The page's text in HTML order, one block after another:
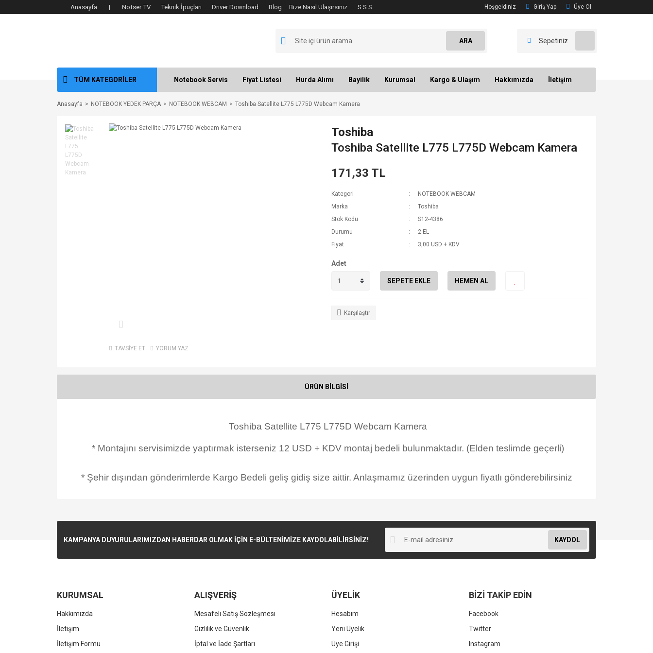
Anasayfa | Notser TV Teknik İpuçları Driver Download Blog Bize Nasıl UlaşırsınızS.S.S. Hoşgeldiniz Giriş Yap Üye Ol
ARA Sepetiniz
TÜM KATEGORİLER Notebook Servis Fiyat Listesi Hurda Alımı Bayilik Kurumsal Kargo & Ulaşım Hakkımızda İletişim
Anasayfa NOTEBOOK YEDEK PARÇA NOTEBOOK WEBCAM Toshiba Satellite L775 L775D Webcam Kamera
TAVSİYE ET YORUM YAZ
Toshiba
Toshiba Satellite L775 L775D Webcam Kamera
171,33 TL
Kategori
NOTEBOOK WEBCAM
Marka
Toshiba
Stok Kodu
S12-4386
Durumu
2.EL
Fiyat
3,00 USD + KDV
Adet
SEPETE EKLE HEMEN AL
Karşılaştır
ÜRÜN BİLGİSİ
Toshiba Satellite L775 L775D Webcam Kamera
* Montajını servisimizde yaptırmak isterseniz 12 USD + KDV montaj bedeli bulunmaktadır. (Elden teslimde geçerli)
* Şehir dışından gönderimlerde Kargo Bedeli geliş gidiş size aittir. Anlaşmamız üzerinden uygun fiyatlı gönderebilirsiniz
KAMPANYA DUYURULARIMIZDAN HABERDAR OLMAK İÇİN E-BÜLTENİMİZE KAYDOLABİLİRSİNİZ! KAYDOL
KURUMSAL
Hakkımızda
İletişim
İletişim Formu
ALIŞVERİŞ
Mesafeli Satış Sözleşmesi
Gizlilik ve Güvenlik
İptal ve İade Şartları
ÜYELİK
Hesabım
Yeni Üyelik
Üye Girişi
BİZİ TAKİP EDİN
Facebook
Twitter
Instagram